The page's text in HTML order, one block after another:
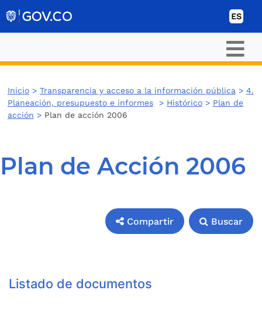
ES
Inicio> Transparencia y acceso a la información pública > 4.
Planeación, presupuesto e informes> Histórico> Plan de
acción >Plan de acción 2006
Plan de Acción 2006
Compartir Buscar
Listado de documentos